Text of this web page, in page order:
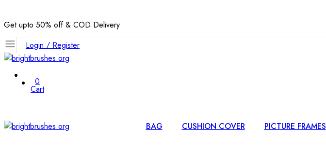
Get upto 50% off & COD Delivery
Login / Register
0
Cart
BAG CUSHION COVER PICTURE FRAMES